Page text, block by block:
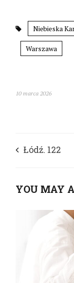
Niebieska
Warszawa
10 marca 2026
Łódź. 122
YOU MAY